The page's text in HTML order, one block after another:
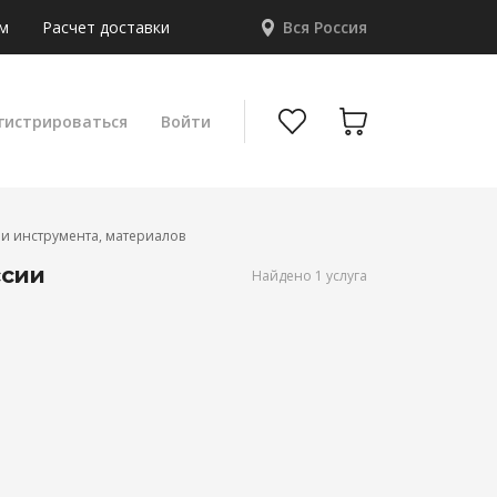
Расчет доставки Вся Россия
Войти
инструмента, материалов
Найдено 1 услуга